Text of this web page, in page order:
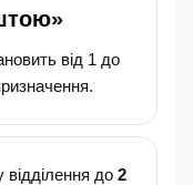
від 1 до
до 2